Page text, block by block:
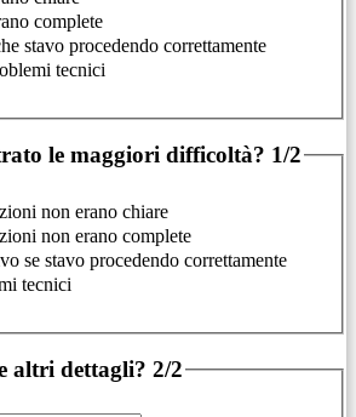
complete
stavo procedendo correttamente
tecnici
le maggiori difficoltà? 1/2
non erano chiare
non erano complete
se stavo procedendo correttamente
tecnici
altri dettagli? 2/2